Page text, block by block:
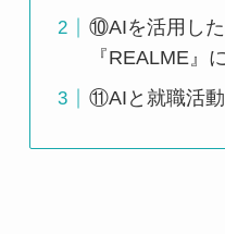
⑩AIを活用し
『REALME』
⑪AIと就職活